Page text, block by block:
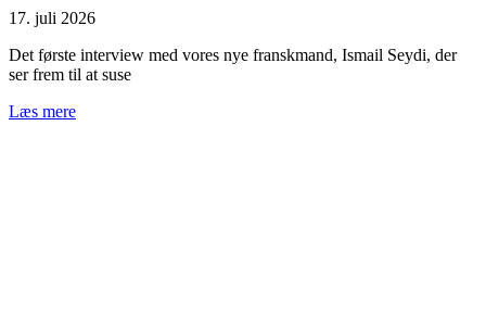
17. juli 2026
Det første interview med vores nye franskmand, Ismail Seydi, der
ser frem til at suse
Læs mere